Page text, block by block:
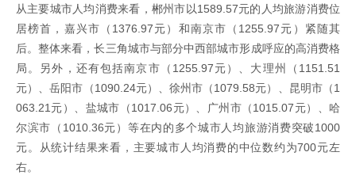
从主要城市人均消费来看，郴州市以1589.57元的人均旅游消费位
居榜首，嘉兴市（1376.97元）和南京市（1255.97元）紧随其
后。整体来看，长三角城市与部分中西部城市形成呼应的高消费格
局。另外，还有包括南京市（1255.97元）、大理州（1151.51
元）、岳阳市（1090.24元）、徐州市（1079.58元）、昆明市（1
063.21元）、盐城市（1017.06元）、广州市（1015.07元）、哈
尔滨市（1010.36元）等在内的多个城市人均旅游消费突破1000
元。从统计结果来看，主要城市人均消费的中位数约为700元左
右。